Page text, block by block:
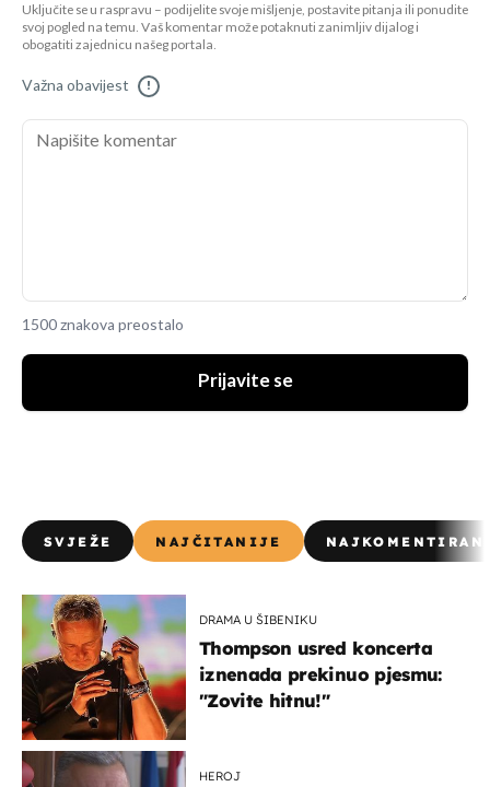
Uključite se u raspravu – podijelite svoje mišljenje, postavite pitanja ili ponudite
svoj pogled na temu. Vaš komentar može potaknuti zanimljiv dijalog i
obogatiti zajednicu našeg portala.
Važna obavijest !
1500 znakova preostalo
Prijavite se
SVJEŽE NAJČITANIJE
DRAMA U ŠIBENIKU
Thompson usred koncerta
iznenada prekinuo pjesmu:
"Zovite hitnu!"
HEROJ